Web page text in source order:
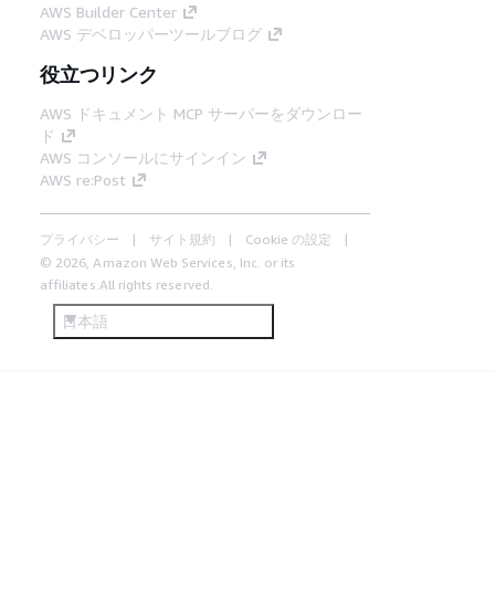
AWS Builder Center
AWS デベロッパーツールブログ
役立つリンク
AWS ドキュメント MCP サーバーをダウンロー
ド
AWS コンソールにサインイン
AWS re:Post
プライバシー サイト規約
Cookie の設定
© 2026, Amazon Web Services, Inc. or its
affiliates.All rights reserved.
日本語